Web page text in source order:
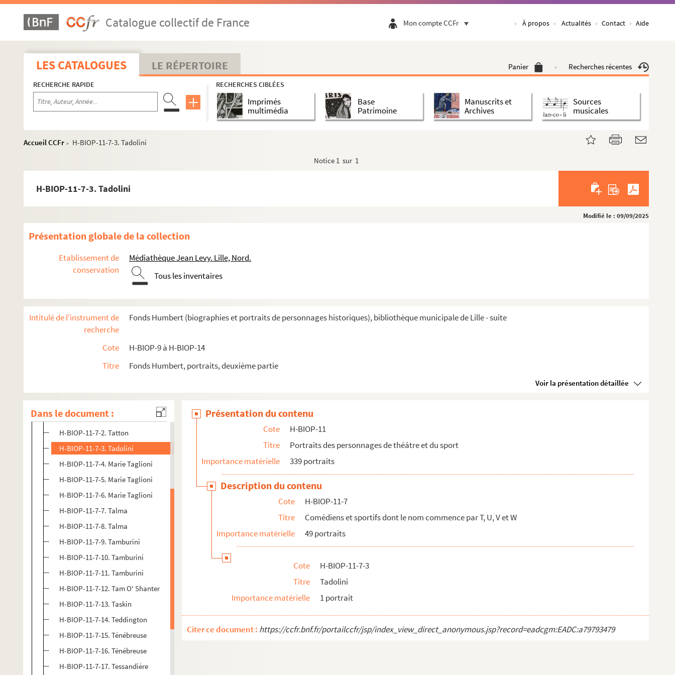
Catalogue collectif de France Mon compte CCFr À propos Actualités Contact Aide
LES CATALOGUES LE RÉPERTOIRE Panier Recherches récentes
RECHERCHE RAPIDE RECHERCHES CIBLÉES
Imprimés
multimédia
Base
Patrimoine
Manuscrits et
Archives
Sources
musicales
Accueil CCFr >
H-BIOP-11-7-3. Tadolini
Notice 1 sur 1
H-BIOP-11-7-3. Tadolini
Modifié le : 09/09/2025
Présentation globale de la collection
Etablissement de
conservation
Médiathèque Jean Levy. Lille, Nord.
Tous les inventaires
Intitulé de l'instrument de
recherche
Fonds Humbert (biographies et portraits de personnages historiques), bibliothèque municipale de Lille ​- suite
Cote
H-BIOP-9 à H-BIOP-14
Titre
Fonds Humbert, portraits, deuxième partie
Voir la présentation détaillée
Dans le document :
H-BIOP-9. Portraits de personnages du Clergé
H-BIOP-10. Portraits des personnages lettrés
H-BIOP-11. Portraits des personnages de théâtre et du sport
H-BIOP-11-1. Comédiens et sportifs dont le nom commence par A et B
H-BIOP-11-2. Comédiens et sportifs dont le nom commence par C et D
H-BIOP-11-4. Comédiens et sportifs dont le nom commence par J, K, L et M
H-BIOP-11-5. Comédiens et sportifs dont le nom commence par M, N, O et P
H-BIOP-11-7. Comédiens et sportifs dont le nom commence par T, U, V et W
H-BIOP-11-7-1. Tatton
H-BIOP-11-7-2. Tatton
H-BIOP-11-7-3. Tadolini
H-BIOP-11-7-4. Marie Taglioni
H-BIOP-11-7-5. Marie Taglioni
H-BIOP-11-7-6. Marie Taglioni
H-BIOP-11-7-7. Talma
H-BIOP-11-7-8. Talma
H-BIOP-11-7-9. Tamburini
H-BIOP-11-7-10. Tamburini
H-BIOP-11-7-11. Tamburini
H-BIOP-11-7-12. Tam O' Shanter
H-BIOP-11-7-13. Taskin
H-BIOP-11-7-14. Teddington
H-BIOP-11-7-15. Ténébreuse
H-BIOP-11-7-16. Ténébreuse
H-BIOP-11-7-17. Tessandière
Présentation du contenu
Cote
H-BIOP-11
Titre
Portraits des personnages de théâtre et du sport
Importance matérielle
339 portraits
Description du contenu
Cote
H-BIOP-11-7
Titre
Comédiens et sportifs dont le nom commence par T, U, V et W
Importance matérielle
49 portraits
Cote
H-BIOP-11-7-3
Titre
Tadolini
Importance matérielle
1 portrait
Citer ce document : https://ccfr.bnf.fr/portailccfr/jsp/index_view_direct_anonymous.jsp?record=eadcgm:EADC:a79793479